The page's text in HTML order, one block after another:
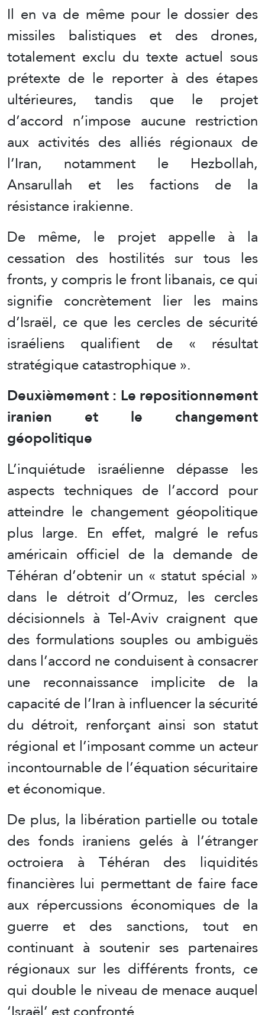
Il en va de même pour le dossier des
missiles balistiques et des drones,
totalement exclu du texte actuel sous
prétexte de le reporter à des étapes
ultérieures, tandis que le projet
d’accord n’impose aucune restriction
aux activités des alliés régionaux de
l’Iran, notamment le Hezbollah,
Ansarullah et les factions de la
résistance irakienne.
De même, le projet appelle à la
cessation des hostilités sur tous les
fronts, y compris le front libanais, ce qui
signifie concrètement lier les mains
d’Israël, ce que les cercles de sécurité
israéliens qualifient de « résultat
stratégique catastrophique ».
Deuxièmement : Le repositionnement
iranien et le changement
géopolitique
L’inquiétude israélienne dépasse les
aspects techniques de l’accord pour
atteindre le changement géopolitique
plus large. En effet, malgré le refus
américain officiel de la demande de
Téhéran d’obtenir un « statut spécial »
dans le détroit d’Ormuz, les cercles
décisionnels à Tel-Aviv craignent que
des formulations souples ou ambiguës
dans l’accord ne conduisent à consacrer
une reconnaissance implicite de la
capacité de l’Iran à influencer la sécurité
du détroit, renforçant ainsi son statut
régional et l’imposant comme un acteur
incontournable de l’équation sécuritaire
et économique.
De plus, la libération partielle ou totale
des fonds iraniens gelés à l’étranger
octroiera à Téhéran des liquidités
financières lui permettant de faire face
aux répercussions économiques de la
guerre et des sanctions, tout en
continuant à soutenir ses partenaires
régionaux sur les différents fronts, ce
qui double le niveau de menace auquel